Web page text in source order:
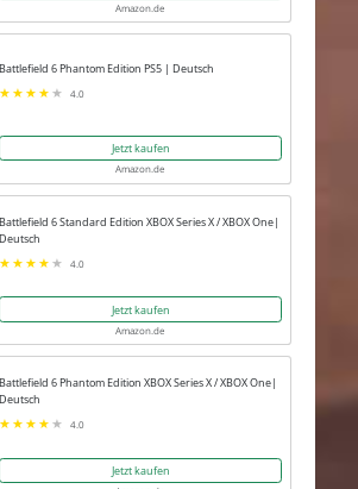
Amazon.de
Battlefield 6 Phantom Edition PS5 | Deutsch
4.0
Jetzt kaufen
Amazon.de
Battlefield 6 Standard Edition XBOX Series X / XBOX One|
Deutsch
4.0
Jetzt kaufen
Amazon.de
Battlefield 6 Phantom Edition XBOX Series X / XBOX One|
Deutsch
4.0
Jetzt kaufen